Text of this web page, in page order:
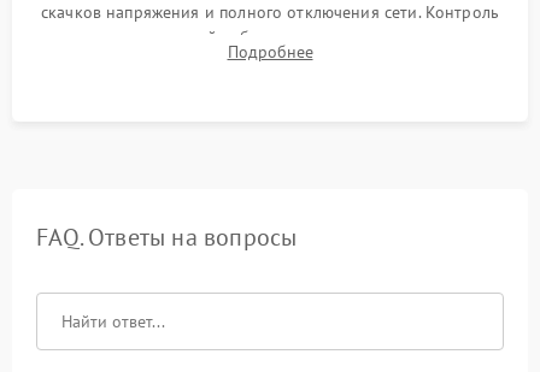
скачков напряжения и полного отключения сети. Контроль
времени автономной работы, температурного режима и
корректности формы выходного сигнала.
Подробнее
FAQ. Ответы на вопросы